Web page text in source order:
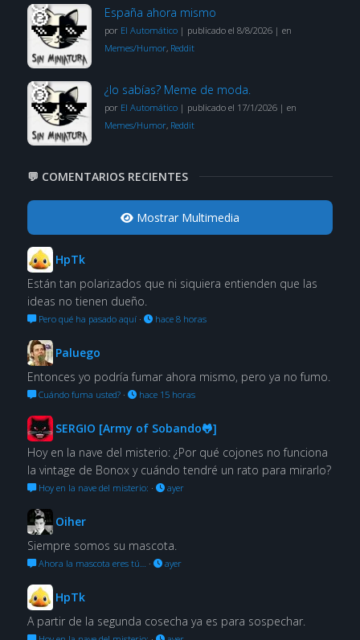
España ahora mismo
por El Automático| publicado el 8/8/2026| en
Memes/Humor, Reddit
¿lo sabías? Meme de moda.
por El Automático| publicado el 17/1/2026| en
Memes/Humor, Reddit
💬 COMENTARIOS RECIENTES
Mostrar Multimedia
HpTk
Están tan polarizados que ni siquiera entienden que las
ideas no tienen dueño.
Pero qué ha pasado aquí· hace 8 horas
Paluego
Entonces yo podría fumar ahora mismo, pero ya no fumo.
Cuándo fuma usted?· hace 15 horas
SERGIO [Army of Sobando🐸]
Hoy en la nave del misterio: ¿Por qué cojones no funciona
la vintage de Bonox y cuándo tendré un rato para mirarlo?
Hoy en la nave del misterio: · ayer
Oiher
Siempre somos su mascota.
Ahora la mascota eres tú… · ayer
HpTk
A partir de la segunda cosecha ya es para sospechar.